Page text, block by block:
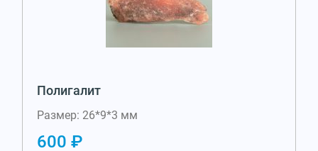
Полигалит
Размер: 26*9*3 мм
600 ₽